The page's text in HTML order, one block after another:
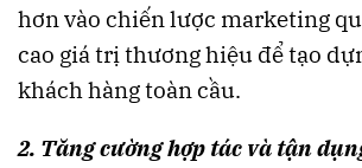
hơn vào chiến lược marketing
cao giá trị thương hiệu để tạo
khách hàng toàn cầu.
2. Tăng cường hợp tác và tận